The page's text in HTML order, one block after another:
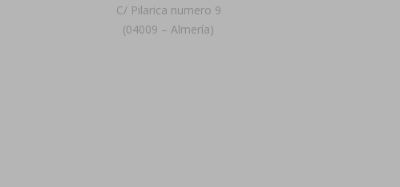
C/ Pilarica numero 9
(04009 – Almería)